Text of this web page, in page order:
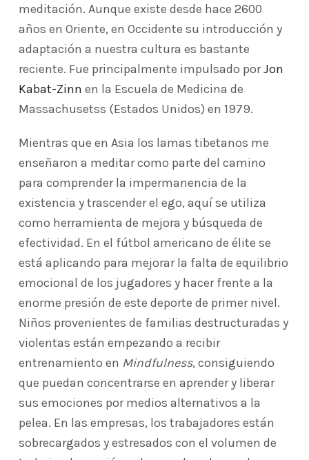
meditación. Aunque existe desde hace 2600
años en Oriente, en Occidente su introducción y
adaptación a nuestra cultura es bastante
reciente. Fue principalmente impulsado porJon
Kabat-Zinn en la Escuela de Medicina de
Massachusetss (Estados Unidos) en 1979.
Mientras que en Asia los lamas tibetanos me
enseñaron a meditar como parte del camino
para comprender la impermanencia de la
existencia y trascender el ego, aquí se utiliza
como herramienta de mejora y búsqueda de
efectividad. En el fútbol americano de élite se
está aplicando para mejorar la falta de equilibrio
emocional de los jugadores y hacer frente a la
enorme presión de este deporte de primer nivel.
Niños provenientes de familias destructuradas y
violentas están empezando a recibir
entrenamiento en Mindfulness, consiguiendo
que puedan concentrarse en aprender y liberar
sus emociones por medios alternativos a la
pelea. En las empresas, los trabajadores están
sobrecargados y estresados con el volumen de